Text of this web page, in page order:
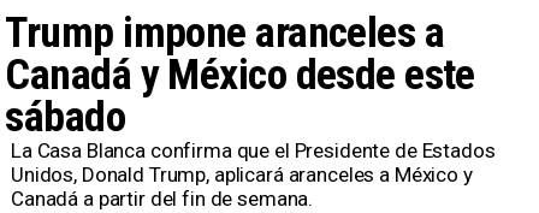
Trump impone aranceles a
Canadá y México desde este
sábado
La Casa Blanca confirma que el Presidente de Estados
Unidos, Donald Trump, aplicará aranceles a México y
Canadá a partir del fin de semana.